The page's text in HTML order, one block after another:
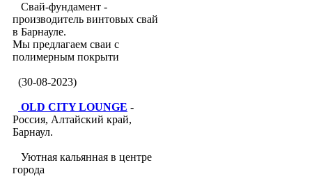
Свай-фундамент -
производитель винтовых свай
в Барнауле.
Мы предлагаем сваи с
полимерным покрыти
(30-08-2023)
OLD CITY LOUNGE -
Россия, Алтайский край,
Барнаул.
Уютная кальянная в центре
города